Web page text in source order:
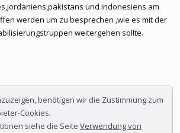
und indonesiens am
werden um zu besprechen ,wie es mit der
weitergehen sollte.
benötigen wir die Zustimmung zum
Cookies.
siehe die Seite Verwendung von